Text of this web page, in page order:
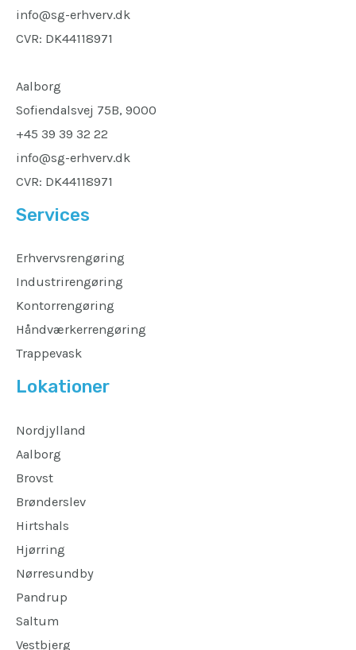
info@sg-erhverv.dk
CVR: DK44118971
Aalborg
Sofiendalsvej 75B, 9000
+45 39 39 32 22
info@sg-erhverv.dk
CVR: DK44118971
Services
Erhvervsrengøring
Industrirengøring
Kontorrengøring
Håndværkerrengøring
Trappevask
Lokationer
Nordjylland
Aalborg
Brovst
Brønderslev
Hirtshals
Hjørring
Nørresundby
Pandrup
Saltum
Vestbjerg